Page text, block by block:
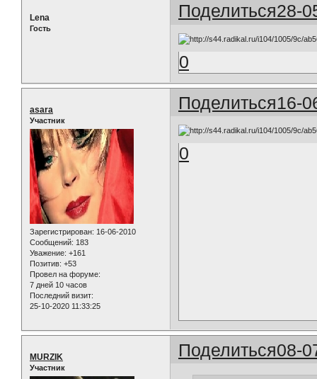
Поделиться28-
Lena
Гость
0
Поделиться16-
asara
Участник
Зарегистрирован: 16-06-2010
Сообщений: 183
Уважение: +161
Позитив: +53
Провел на форуме:
7 дней 10 часов
Последний визит:
25-10-2020 11:33:25
0
Поделиться08-
MURZIK
Участник